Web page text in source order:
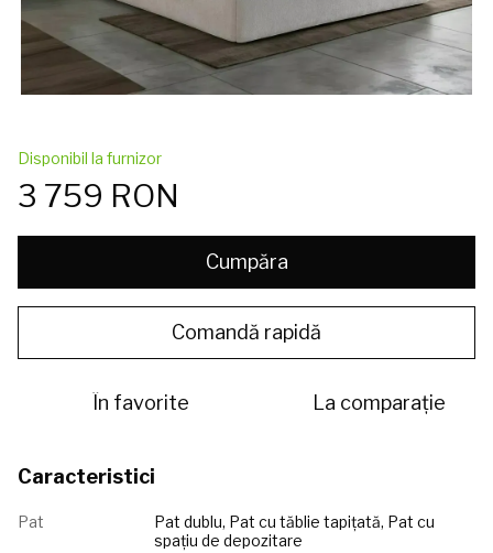
Disponibil la furnizor
3 759 RON
Cumpăra
Comandă rapidă
În favorite La comparație
Caracteristici
Pat
Pat dublu, Pat cu tăblie tapițată, Pat cu
spațiu de depozitare